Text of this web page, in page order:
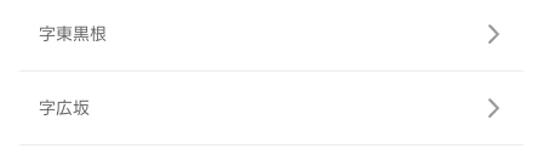
字東黒根
字広坂